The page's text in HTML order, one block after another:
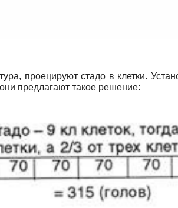
проецируют стадо в клетки.
предлагают такое решение: